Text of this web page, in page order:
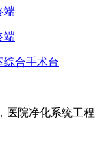
端
端
综合手术台
医院净化系统工程